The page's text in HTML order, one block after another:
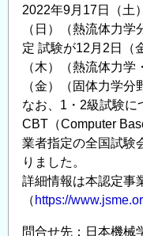
基
礎」
コ
ー
ス）
の
2022年9月17日（土
（日）（熱流体力
定 試験が12月2日（
（木）（熱流体力
（金）（固体力学分
なお、1・2級試験に
CBT（Computer
業者指定の全国試験
りました。
詳細情報は本認定事
（ https://
問合せ先：日本機械